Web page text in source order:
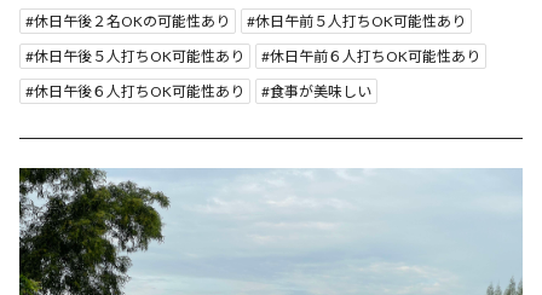
休日午後２名OKの可能性あり
休日午前５人打ちOK可能性あり
休日午後５人打ちOK可能性あり
休日午前６人打ちOK可能性あり
休日午後６人打ちOK可能性あり
食事が美味しい